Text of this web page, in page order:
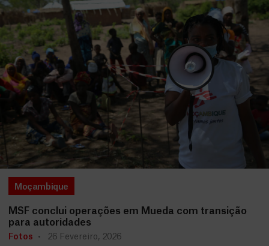
Moçambique
MSF conclui operações em Mueda com transição
para autoridades
Fotos 26 Fevereiro, 2026